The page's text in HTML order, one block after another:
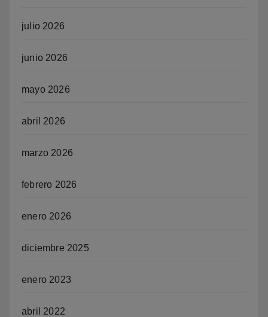
julio 2026
junio 2026
mayo 2026
abril 2026
marzo 2026
febrero 2026
enero 2026
diciembre 2025
enero 2023
abril 2022